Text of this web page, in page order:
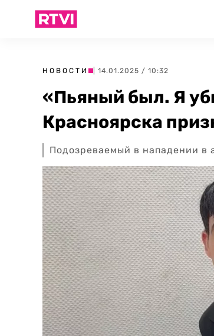
НОВОСТИ | 14.01.2025 / 10:32
«Пьяный был. Я
Красноярска
Подозреваемый в нападении в